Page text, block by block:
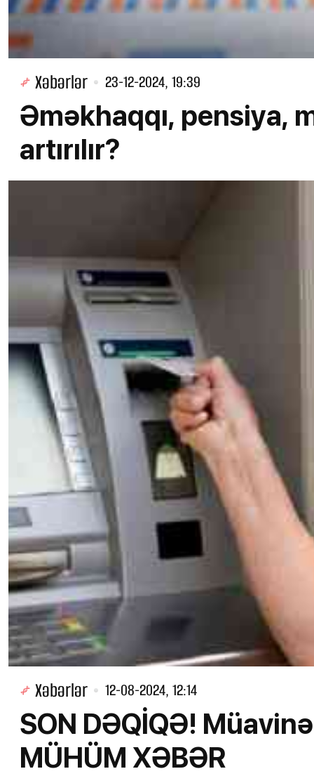
Xəbərlər 23-12-2024, 19:39
Əməkhaqqı, pensiya,
artırılır?
Xəbərlər 12-08-2024, 12:14
SON DƏQİQƏ!
MÜHÜM XƏBƏR